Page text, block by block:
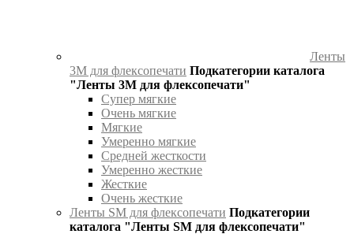
Ленты
3М для флексопечати Подкатегории каталога
"Ленты 3М для флексопечати"
Супер мягкие
Очень мягкие
Мягкие
Умеренно мягкие
Средней жесткости
Умеренно жесткие
Жесткие
Очень жесткие
Ленты SM для флексопечати Подкатегории
каталога "Ленты SM для флексопечати"